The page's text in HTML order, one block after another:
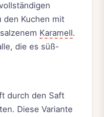
den Kuchen mit
Karamell.
die es süß-
durch den Saft
Diese Variante